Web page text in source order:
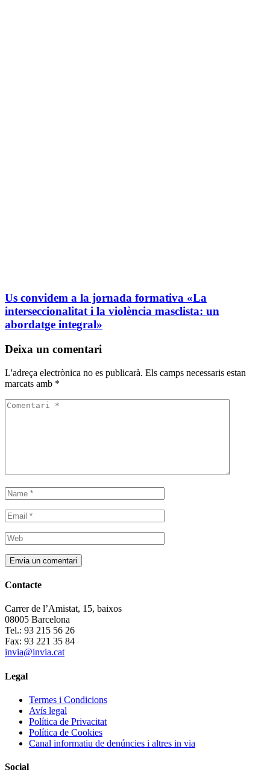
Us convidem a la jornada formativa «La
interseccionalitat i la violència masclista: un
abordatge integral»
Deixa un comentari
L'adreça electrònica no es publicarà. Els camps necessaris estan
marcats amb *
Contacte
Carrer de l’Amistat, 15, baixos
08005 Barcelona
Tel.: 93 215 56 26
Fax: 93 221 35 84
invia@invia.cat
Legal
Termes i Condicions
Avís legal
Política de Privacitat
Política de Cookies
Canal informatiu de denúncies i altres in via
Social